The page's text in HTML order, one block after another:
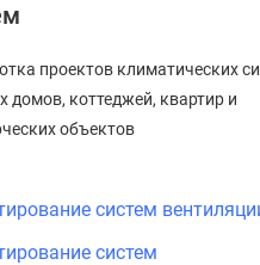
проектов климатических
домов, коттеджей, квартир и
объектов
систем
систем